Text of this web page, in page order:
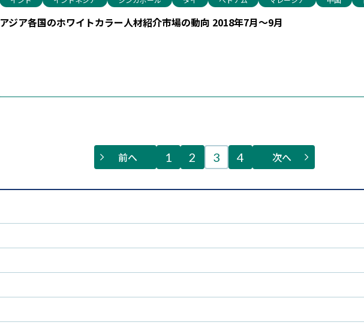
アジア各国のホワイトカラー人材紹介市場の動向 2018年7月～9月
前へ 1 2 3 4
次へ